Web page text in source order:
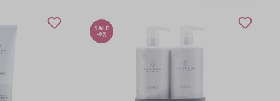
SALE
-9%